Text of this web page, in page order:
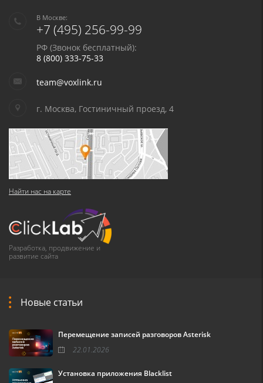
В Москве:
+7 (495) 256-99-99
РФ (Звонок бесплатный):
8 (800) 333-75-33
team@voxlink.ru
г. Москва, Гостиничный проезд, 4
Найти нас на карте
Разработка, продвижение и
развитие сайта
Новые статьи
Перемещение записей разговоров Asterisk
22.01.2026
Установка приложения Blacklist